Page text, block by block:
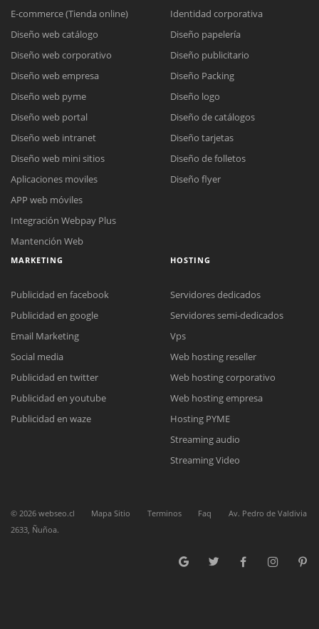
Reunión online
Nuestros ejecutivos le enviarán un correo electrónico con el enlace a
Meet para la reunión online.
Cotización
Complete el formulario y nos contactaremos a la brevedad.
Chat Online
para enviarnos un correo electrónico con sus datos personales.
E-commerce (Tienda online)
Diseño web catálogo
Diseño web corporativo
Diseño web empresa
Diseño web pyme
Diseño web portal
Diseño web intranet
Diseño web mini sitios
Aplicaciones moviles
APP web móviles
Integración Webpay Plus
Mantención Web
Identidad corporativa
Diseño papelería
Diseño publicitario
Diseño Packing
Diseño logo
Diseño de catálogos
Diseño tarjetas
Diseño de folletos
Diseño flyer
MARKETING
Publicidad en facebook
Publicidad en google
Email Marketing
Social media
Publicidad en twitter
Publicidad en youtube
Publicidad en waze
HOSTING
Servidores dedicados
Servidores semi-dedicados
Vps
Web hosting reseller
Web hosting corporativo
Web hosting empresa
Hosting PYME
Streaming audio
Streaming Video
© 2026 webseo.cl Mapa Sitio Terminos Faq
Av. Pedro de Valdivia
2633, Ñuñoa.